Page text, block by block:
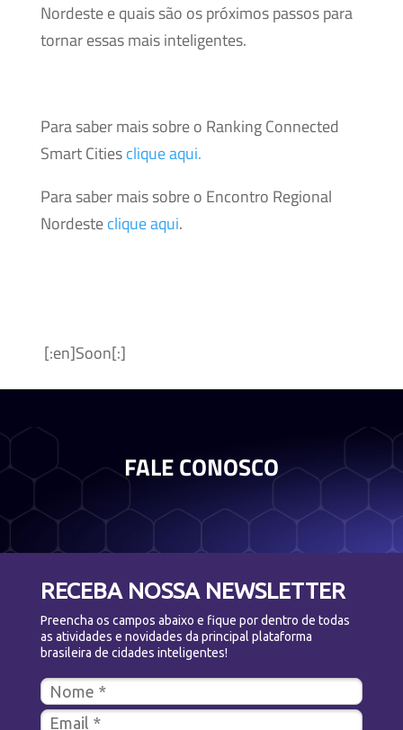
Nordeste e quais são os próximos passos para
tornar essas mais inteligentes.
Para saber mais sobre o Ranking Connected
Smart Citiesclique aqui.
Para saber mais sobre o Encontro Regional
Nordesteclique aqui.
[:en]Soon[:]
FALE CONOSCO
RECEBA NOSSA NEWSLETTER
Preencha os campos abaixo e fique por dentro de todas
as atividades e novidades da principal plataforma
brasileira de cidades inteligentes!